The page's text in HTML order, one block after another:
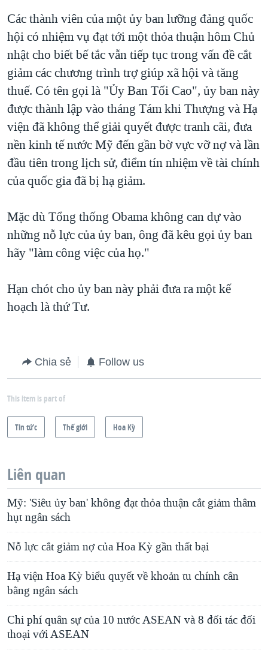
Các thành viên của một ủy ban lưỡng đảng quốc
hội có nhiệm vụ đạt tới một thỏa thuận hôm Chủ
nhật cho biết bế tắc vẫn tiếp tục trong vấn đề cắt
giảm các chương trình trợ giúp xã hội và tăng
thuế. Có tên gọi là "Ủy Ban Tối Cao", ủy ban này
được thành lập vào tháng Tám khi Thượng và Hạ
viện đã không thể giải quyết được tranh cãi, đưa
nền kinh tế nước Mỹ đến gần bờ vực vỡ nợ và lần
đầu tiên trong lịch sử, điểm tín nhiệm về tài chính
của quốc gia đã bị hạ giảm.
Mặc dù Tổng thống Obama không can dự vào
những nỗ lực của ủy ban, ông đã kêu gọi ủy ban
hãy "làm công việc của họ."
Hạn chót cho ủy ban này phải đưa ra một kế
hoạch là thứ Tư.
Chia sẻ Follow us
This item is part of
Tin tức Thế giới Hoa Kỳ
Liên quan
Mỹ: 'Siêu ủy ban' không đạt thỏa thuận cắt giảm thâm
hụt ngân sách
Nỗ lực cắt giảm nợ của Hoa Kỳ gần thất bại
Hạ viện Hoa Kỳ biểu quyết về khoản tu chính cân
bằng ngân sách
Chi phí quân sự của 10 nước ASEAN và 8 đối tác đối
thoại với ASEAN